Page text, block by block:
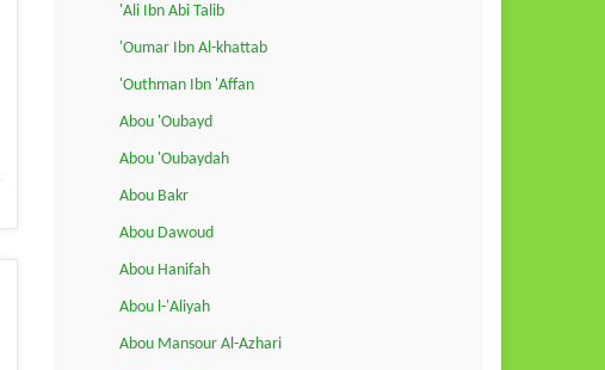
'Ali Ibn Abi Talib
'Oumar Ibn Al-khattab
'Outhman Ibn 'Affan
Abou 'Oubayd
Abou 'Oubaydah
Abou Bakr
Abou Dawoud
Abou Hanifah
Abou l-'Aliyah
Abou Mansour Al-Azhari